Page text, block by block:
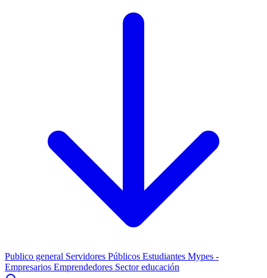
Publico general Servidores Públicos Estudiantes Mypes -
Empresarios Emprendedores Sector educación